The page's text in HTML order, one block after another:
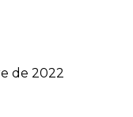
de 2022